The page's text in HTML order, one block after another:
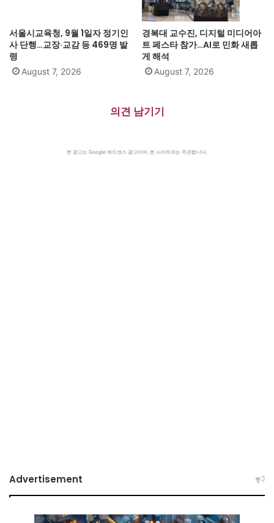
서울시교육청, 9월 1일자 정기인
사 단행…교장·교감 등 469명 발
령
August 7, 2026
경복대 교수진, 디지털 미디어아
트 페스타 참가…AI로 민화 새롭
게 해석
August 7, 2026
의견 남기기
본 광고는 Google 애드센스 광고이며, 본 사이트와는 무관합니다.
Advertisement